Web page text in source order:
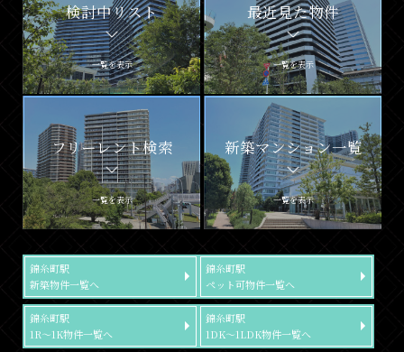
検討中リスト
一覧を表示
最近見た物件
一覧を表示
フリーレント検索
一覧を表示
新築マンション一覧
一覧を表示
錦糸町駅
新築物件一覧へ
錦糸町駅
ペット可物件一覧へ
錦糸町駅
1R～1K物件一覧へ
錦糸町駅
1DK～1LDK物件一覧へ